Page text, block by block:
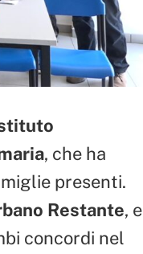
, che ha
presenti.
Restante, e
concordi nel